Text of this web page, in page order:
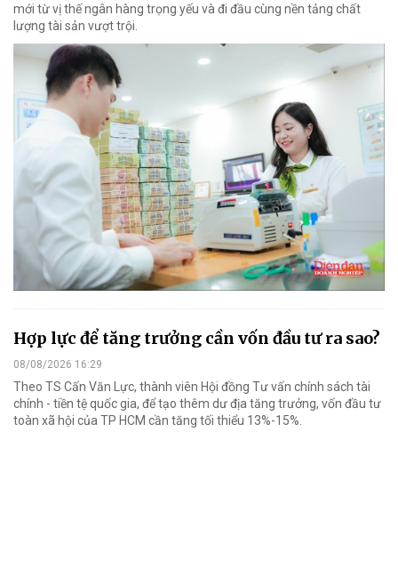
mới từ vị thế ngân hàng trọng yếu và đi đầu cùng nền tảng chất
lượng tài sản vượt trội.
Hợp lực để tăng trưởng cần vốn đầu tư ra sao?
08/08/2026 16:29
Theo TS Cấn Văn Lực, thành viên Hội đồng Tư vấn chính sách tài
chính - tiền tệ quốc gia, để tạo thêm dư địa tăng trưởng, vốn đầu tư
toàn xã hội của TP HCM cần tăng tối thiểu 13%-15%.